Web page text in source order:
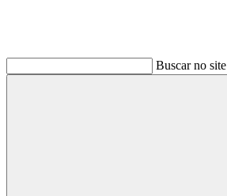
Buscar no site